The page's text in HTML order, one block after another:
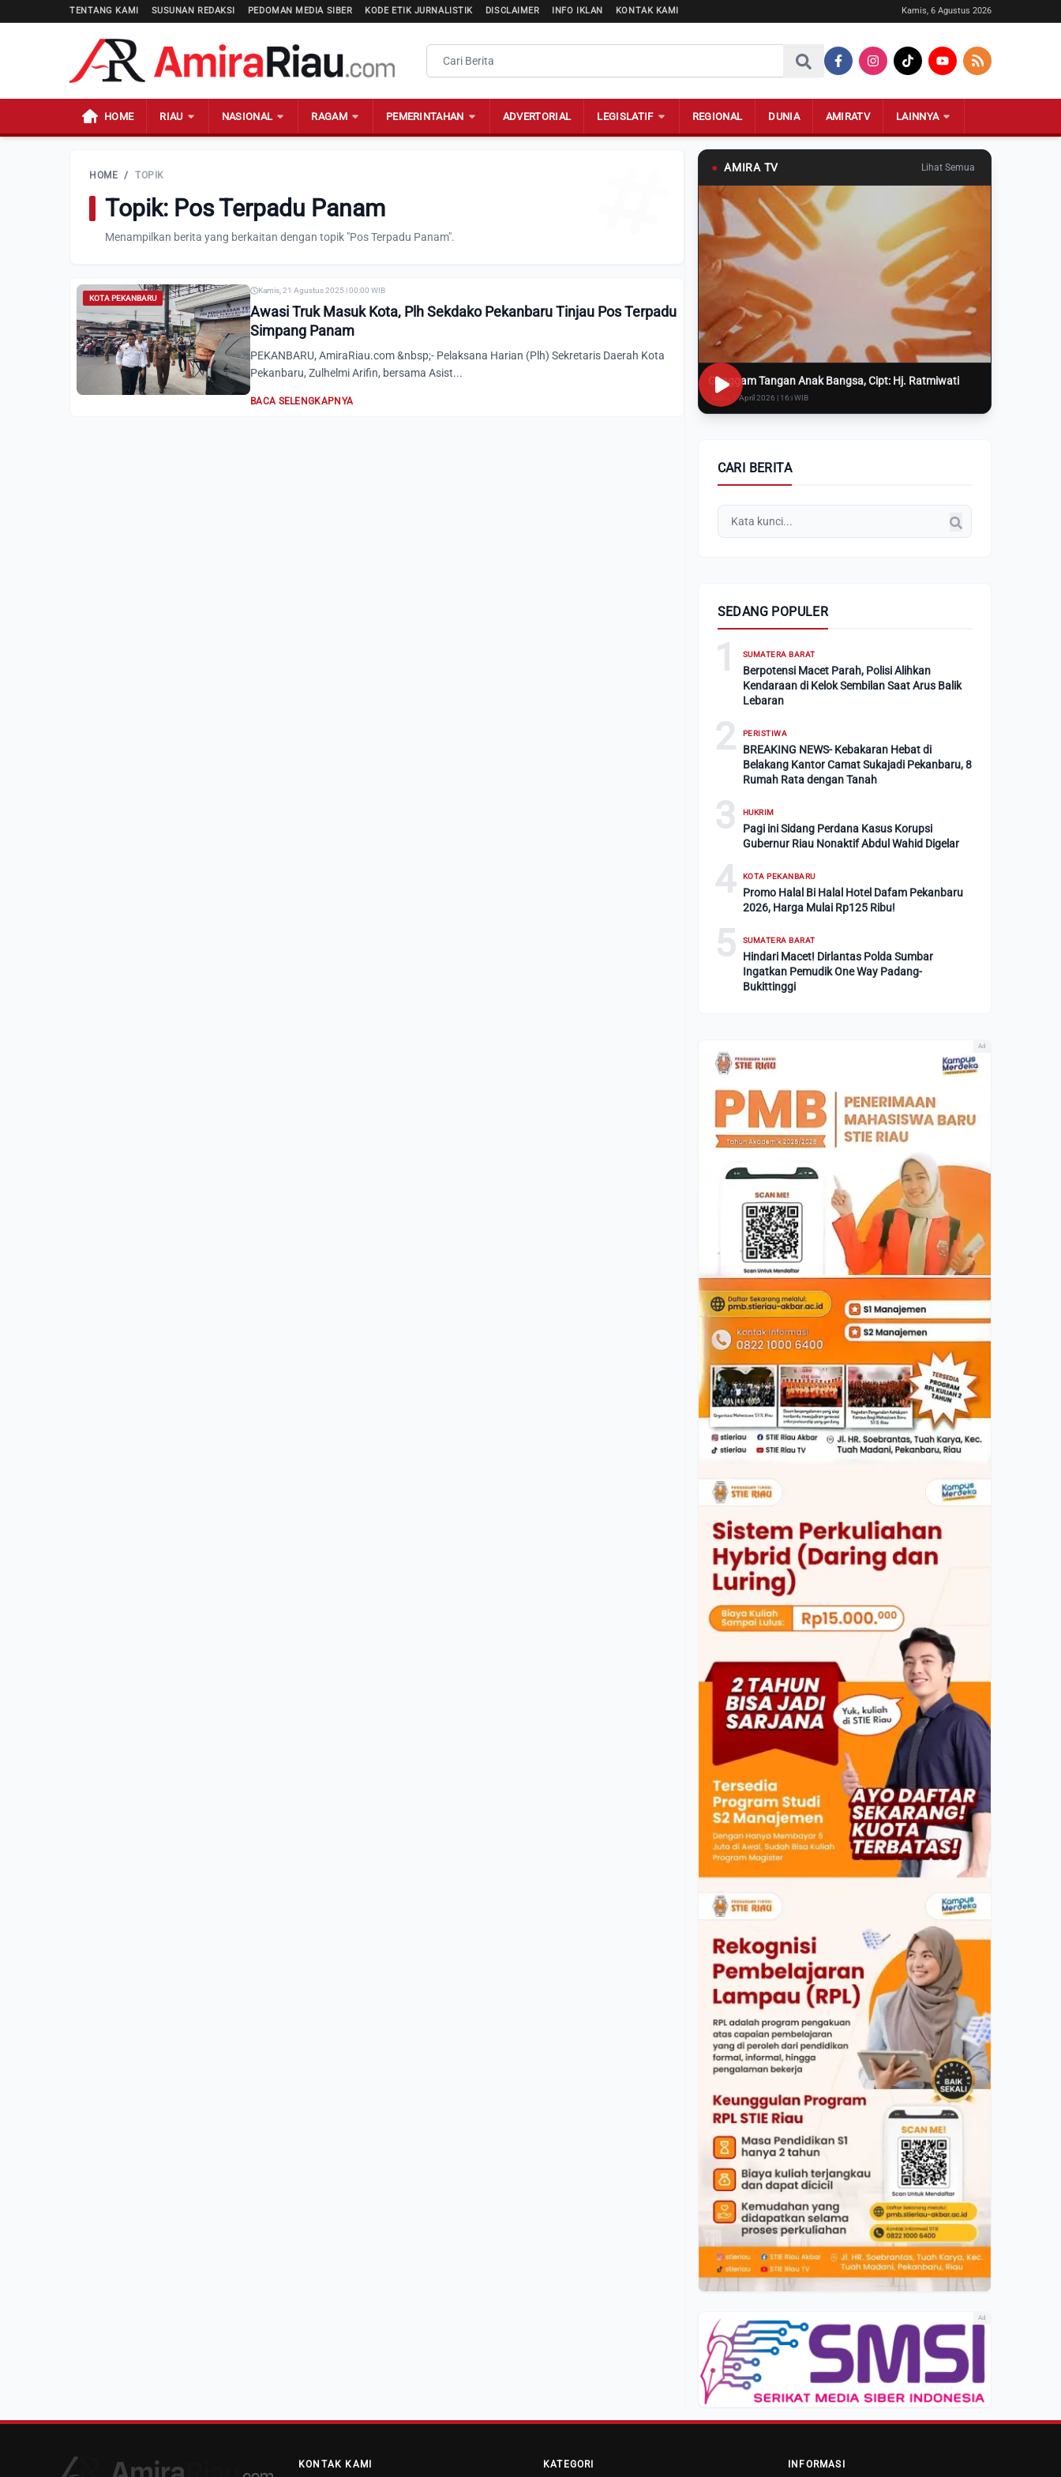
TENTANG KAMI SUSUNAN REDAKSI PEDOMAN MEDIA SIBER KODE ETIK JURNALISTIK DISCLAIMER INFO IKLAN KONTAK KAMI Kamis, 6 Agustus 2026
HOME RIAU NASIONAL RAGAM PEMERINTAHAN ADVERTORIAL LEGISLATIF REGIONAL DUNIA AMIRATV LAINNYA
HOME / TOPIK
Topik: Pos Terpadu Panam
Menampilkan berita yang berkaitan dengan topik "Pos Terpadu Panam".
KOTA PEKANBARU
Kamis, 21 Agustus 2025 | 00:00 WIB
Awasi Truk Masuk Kota, Plh Sekdako Pekanbaru Tinjau Pos Terpadu
Simpang Panam
PEKANBARU, AmiraRiau.com &nbsp;- Pelaksana Harian (Plh) Sekretaris Daerah Kota
Pekanbaru, Zulhelmi Arifin, bersama Asist...
BACA SELENGKAPNYA
● AMIRA TV Lihat Semua
Genggam Tangan Anak Bangsa, Cipt: Hj. Ratmiwati
Rabu, 8 April 2026 | 16:i WIB
CARI BERITA
SEDANG POPULER
1 SUMATERA BARAT
Berpotensi Macet Parah, Polisi Alihkan
Kendaraan di Kelok Sembilan Saat Arus Balik
Lebaran
2 PERISTIWA
BREAKING NEWS- Kebakaran Hebat di
Belakang Kantor Camat Sukajadi Pekanbaru, 8
Rumah Rata dengan Tanah
3 HUKRIM
Pagi ini Sidang Perdana Kasus Korupsi
Gubernur Riau Nonaktif Abdul Wahid Digelar
4 KOTA PEKANBARU
Promo Halal Bi Halal Hotel Dafam Pekanbaru
2026, Harga Mulai Rp125 Ribu!
5 SUMATERA BARAT
Hindari Macet! Dirlantas Polda Sumbar
Ingatkan Pemudik One Way Padang-
Bukittinggi
Ad
Ad
KONTAK KAMI KATEGORI INFORMASI